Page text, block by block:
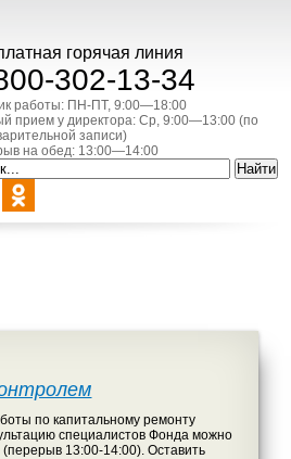
горячая линия
302-13-34
работы: ПН-ПТ, 9:00—18:00
прием у директора: Ср, 9:00—13:00 (по
записи)
на обед: 13:00—14:00
по капитальному ремонту
специалистов Фонда можно
13:00-14:00). Оставить